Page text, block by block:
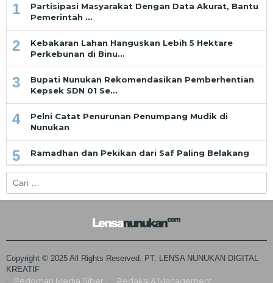
1
Partisipasi Masyarakat Dengan Data Akurat, Bantu
Pemerintah …
2
Kebakaran Lahan Hanguskan Lebih 5 Hektare
Perkebunan di Binu…
3
Bupati Nunukan Rekomendasikan Pemberhentian
Kepsek SDN 01 Se…
4
Pelni Catat Penurunan Penumpang Mudik di
Nunukan
5 Ramadhan dan Pekikan dari Saf Paling Belakang
untuk:
Copyright © 2025 All Rights Reserved. PT. LENSA NUNUKAN DIGITAL
KREATIF
Pedoman Media Siber Redaksi & Management